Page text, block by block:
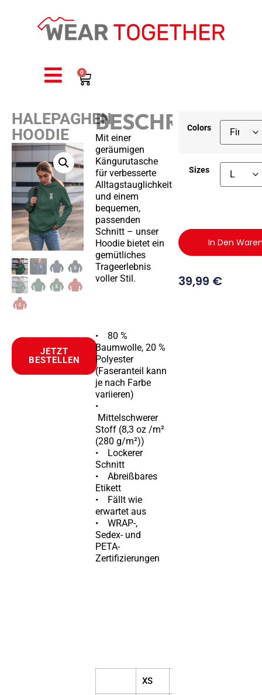
0
HALEPAGHEN
HOODIE
JETZT
BESTELLEN
BESCHREIBUNG
Mit einer
geräumigen
Kängurutasche
für verbesserte
Alltagstauglichkeit
und einem
bequemen,
passenden
Schnitt – unser
Hoodie bietet ein
gemütliches
Trageerlebnis
voller Stil.
• 80 %
Baumwolle, 20 %
Polyester
(Faseranteil kann
je nach Farbe
variieren)
•
Mittelschwerer
Stoff (8,3 oz /m²
(280 g/m²))
• Lockerer
Schnitt
• Abreißbares
Etikett
• Fällt wie
erwartet aus
• WRAP-,
Sedex- und
PETA-
Zertifizierungen
XS
Colors
Sizes
In Den
39,99 €